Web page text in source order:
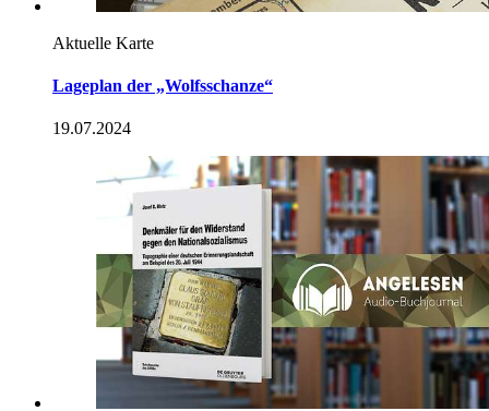
Dossier "20. Juli 1944"
"Die Geschichte kennen wir ". Der "20. Juli" im Film
24.07.2024